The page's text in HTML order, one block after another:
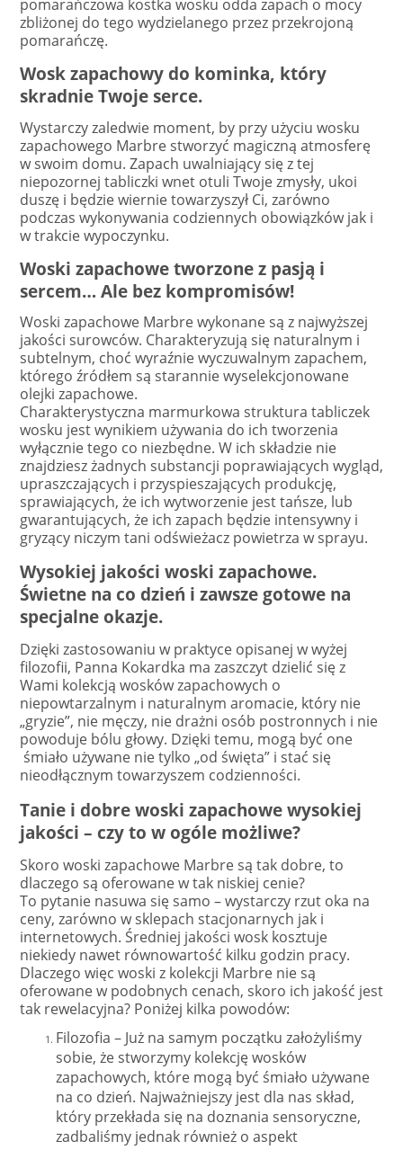
pomarańczowa kostka wosku odda zapach o mocy
zbliżonej do tego wydzielanego przez przekrojoną
pomarańczę.
Wosk zapachowy do kominka, który
skradnie Twoje serce.
Wystarczy zaledwie moment, by przy użyciu wosku
zapachowego Marbre stworzyć magiczną atmosferę
w swoim domu. Zapach uwalniający się z tej
niepozornej tabliczki wnet otuli Twoje zmysły, ukoi
duszę i będzie wiernie towarzyszył Ci, zarówno
podczas wykonywania codziennych obowiązków jak i
w trakcie wypoczynku.
Woski zapachowe tworzone z pasją i
sercem… Ale bez kompromisów!
Woski zapachowe Marbre wykonane są z najwyższej
jakości surowców. Charakteryzują się naturalnym i
subtelnym, choć wyraźnie wyczuwalnym zapachem,
którego źródłem są starannie wyselekcjonowane
olejki zapachowe.
Charakterystyczna marmurkowa struktura tabliczek
wosku jest wynikiem używania do ich tworzenia
wyłącznie tego co niezbędne. W ich składzie nie
znajdziesz żadnych substancji poprawiających wygląd,
upraszczających i przyspieszających produkcję,
sprawiających, że ich wytworzenie jest tańsze, lub
gwarantujących, że ich zapach będzie intensywny i
gryzący niczym tani odświeżacz powietrza w sprayu.
Wysokiej jakości woski zapachowe.
Świetne na co dzień i zawsze gotowe na
specjalne okazje.
Dzięki zastosowaniu w praktyce opisanej w wyżej
filozofii, Panna Kokardka ma zaszczyt dzielić się z
Wami kolekcją wosków zapachowych o
niepowtarzalnym i naturalnym aromacie, który nie
„gryzie”, nie męczy, nie drażni osób postronnych i nie
powoduje bólu głowy. Dzięki temu, mogą być one
śmiało używane nie tylko „od święta” i stać się
nieodłącznym towarzyszem codzienności.
Tanie i dobre woski zapachowe wysokiej
jakości – czy to w ogóle możliwe?
Skoro woski zapachowe Marbre są tak dobre, to
dlaczego są oferowane w tak niskiej cenie?
To pytanie nasuwa się samo – wystarczy rzut oka na
ceny, zarówno w sklepach stacjonarnych jak i
internetowych. Średniej jakości wosk kosztuje
niekiedy nawet równowartość kilku godzin pracy.
Dlaczego więc woski z kolekcji Marbre nie są
oferowane w podobnych cenach, skoro ich jakość jest
tak rewelacyjna? Poniżej kilka powodów:
Filozofia – Już na samym początku założyliśmy
sobie, że stworzymy kolekcję wosków
zapachowych, które mogą być śmiało używane
na co dzień. Najważniejszy jest dla nas skład,
który przekłada się na doznania sensoryczne,
zadbaliśmy jednak również o aspekt